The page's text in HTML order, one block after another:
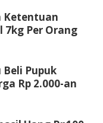
Ketentuan
7kg Per Orang
Beli Pupuk
Rp 2.000-an